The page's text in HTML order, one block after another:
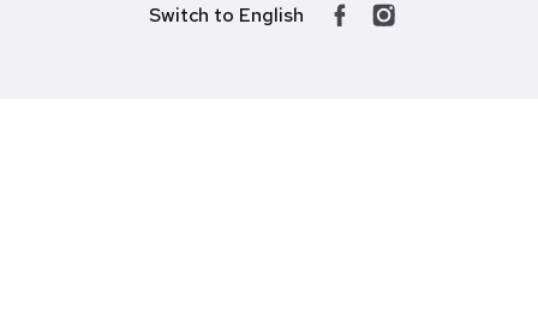
Switch to English